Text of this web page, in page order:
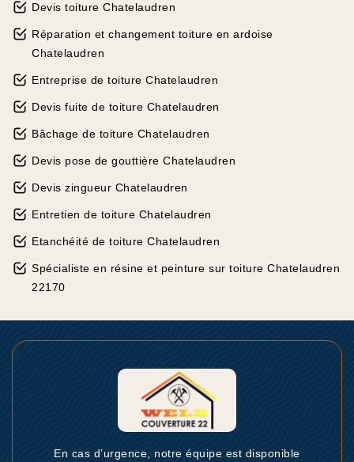
Devis toiture Chatelaudren
Réparation et changement toiture en ardoise
Chatelaudren
Entreprise de toiture Chatelaudren
Devis fuite de toiture Chatelaudren
Bâchage de toiture Chatelaudren
Devis pose de gouttière Chatelaudren
Devis zingueur Chatelaudren
Entretien de toiture Chatelaudren
Etanchéité de toiture Chatelaudren
Spécialiste en résine et peinture sur toiture Chatelaudren
22170
En cas d’urgence, notre équipe est disponible